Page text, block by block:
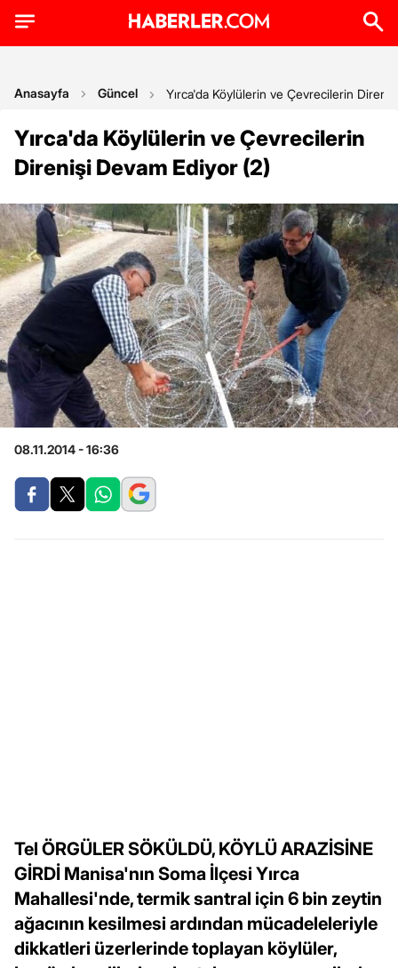
Anasayfa Güncel Yırca'da Köylülerin ve Çevrecilerin
Yırca'da Köylülerin ve Çevrecilerin
Direnişi Devam Ediyor (2)
08.11.2014 - 16:36
Tel ÖRGÜLER SÖKÜLDÜ, KÖYLÜ ARAZİSİNE
GİRDİ Manisa'nın Soma İlçesi Yırca
Mahallesi'nde, termik santral için 6 bin zeytin
ağacının kesilmesi ardından mücadeleleriyle
dikkatleri üzerlerinde toplayan köylüler,